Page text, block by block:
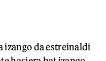
izango da estreinaldi